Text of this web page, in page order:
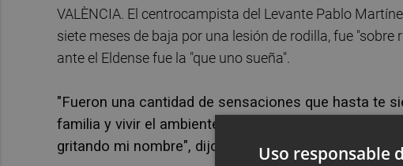
VALÈNCIA. El centrocampista del Levante Pablo
siete meses de baja por una lesión de rodilla, fue
ante el Eldense fue la "que uno sueña".
"Fueron una cantidad de sensaciones que hasta te
familia y vivir el ambiente especial que se formó...
gritando mi nombre", dijo a los medios oficiales del
Uso responsable